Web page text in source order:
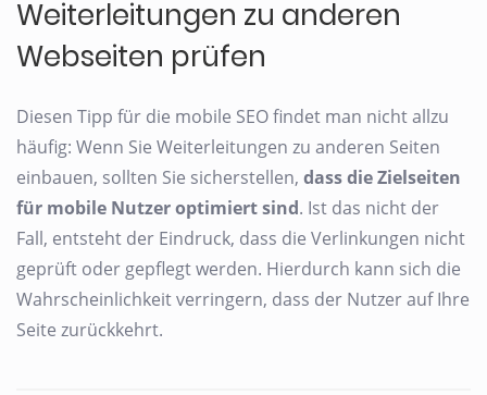
Weiterleitungen zu anderen
Webseiten prüfen
Diesen Tipp für die mobile SEO findet man nicht allzu
häufig: Wenn Sie Weiterleitungen zu anderen Seiten
einbauen, sollten Sie sicherstellen, dass die Zielseiten
für mobile Nutzer optimiert sind. Ist das nicht der
Fall, entsteht der Eindruck, dass die Verlinkungen nicht
geprüft oder gepflegt werden. Hierdurch kann sich die
Wahrscheinlichkeit verringern, dass der Nutzer auf Ihre
Seite zurückkehrt.